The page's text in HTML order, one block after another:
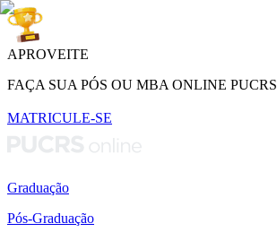
APROVEITE
FAÇA SUA PÓS OU MBA ONLINE
MATRICULE-SE
Graduação
Pós-Graduação